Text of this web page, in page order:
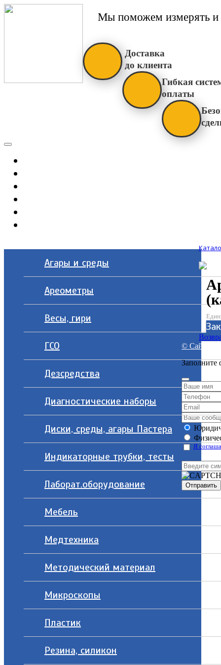
Мы поможем измерять и
Доставка
до клиента
Гибкая
оплаты
Агары и среды
Ареометры
Весы, гири
ГСО
Дезсредства
Диагностические наборы
Диски, среды, агары Пастера
Индикаторные трубки, тесты
Лаборат.оборудование
Мебель
Медтехника
Методический материал
Микроскопы
Пластик
Резина, силикон
© Сайт
Заполните
Я